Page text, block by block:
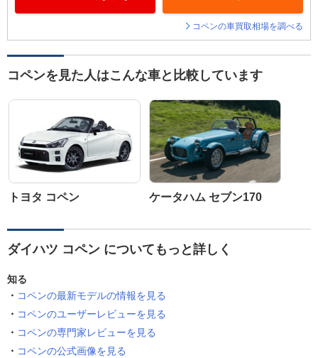
コペンの車買取相場を調べる
コペンを見た人はこんな車と比較しています
トヨタ コペン ケータハム セブン170
ダイハツ コペン についてもっと詳しく
知る
コペンの最新モデルの情報を見る
コペンのユーザーレビューを見る
コペンの専門家レビューを見る
コペンの公式画像を見る